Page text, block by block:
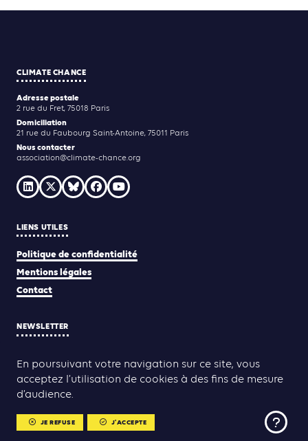
CLIMATE CHANCE
Adresse postale
2 rue du Fret, 75018 Paris
Domiciliation
21 rue du Faubourg Saint-Antoine, 75011 Paris
Nous contacter
association@climate-chance.org
LIENS UTILES
Politique de confidentialité
Mentions légales
Contact
NEWSLETTER
JE M'INSCRIS
Conception & réalisation : Yann Rolland Thibaut Caroli
En poursuivant votre navigation sur ce site, vous
acceptez l’utilisation de cookies à des fins de mesure
d’audience.
JE REFUSE J'ACCEPTE